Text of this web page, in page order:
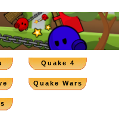
Quake 4
Quake Wars